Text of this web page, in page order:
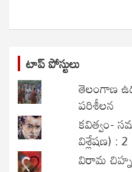
టాప్ పోస్టులు
తెలంగాణ
పరిశీలన
కవిత్వం-
విశ్లేషణ) : 2
విరామ